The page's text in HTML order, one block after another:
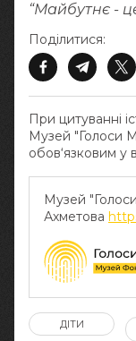
“Майбутнє -
При цитуванні
Музей "Голоси
обов‘язковим у
Музей
Ахметова
Поділитися:
ДІТИ